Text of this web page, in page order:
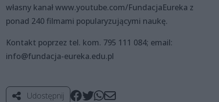
własny kanał www.youtube.com/FundacjaEureka z
ponad 240 filmami popularyzującymi naukę.
Kontakt poprzez tel. kom. 795 111 084; email:
info@fundacja-eureka.edu.pl
Udostępnij